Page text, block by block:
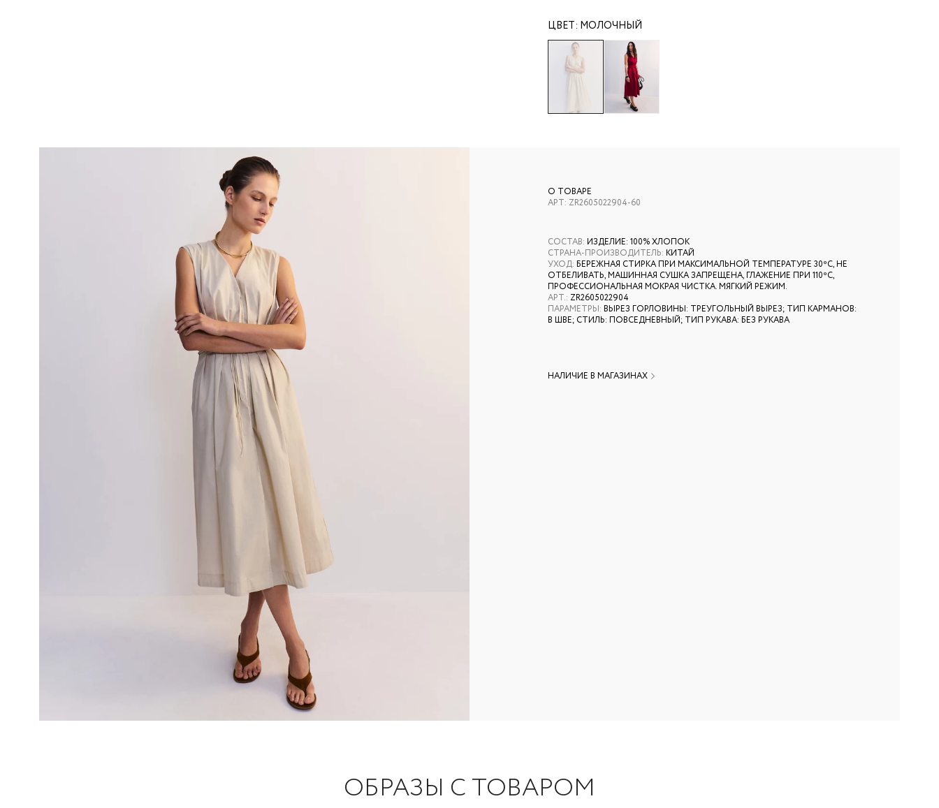
ЦВЕТ: МОЛОЧНЫЙ
О ТОВАРЕ
АРТ: ZR2605022904-60
СОСТАВ: ИЗДЕЛИЕ: 100% ХЛОПОК
СТРАНА-ПРОИЗВОДИТЕЛЬ: КИТАЙ
УХОД: БЕРЕЖНАЯ СТИРКА ПРИ МАКСИМАЛЬНОЙ ТЕМПЕРАТУРЕ 30ºС, НЕ
ОТБЕЛИВАТЬ, МАШИННАЯ СУШКА ЗАПРЕЩЕНА, ГЛАЖЕНИЕ ПРИ 110ºС,
ПРОФЕССИОНАЛЬНАЯ МОКРАЯ ЧИСТКА. МЯГКИЙ РЕЖИМ.
АРТ.: ZR2605022904
ПАРАМЕТРЫ: ВЫРЕЗ ГОРЛОВИНЫ: ТРЕУГОЛЬНЫЙ ВЫРЕЗ; ТИП КАРМАНОВ:
В ШВЕ; СТИЛЬ: ПОВСЕДНЕВНЫЙ; ТИП РУКАВА: БЕЗ РУКАВА
НАЛИЧИЕ В МАГАЗИНАХ
ОБРАЗЫ С ТОВАРОМ